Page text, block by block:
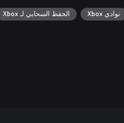
نوادي Xbox الحفظ السحابي لـ Xbox